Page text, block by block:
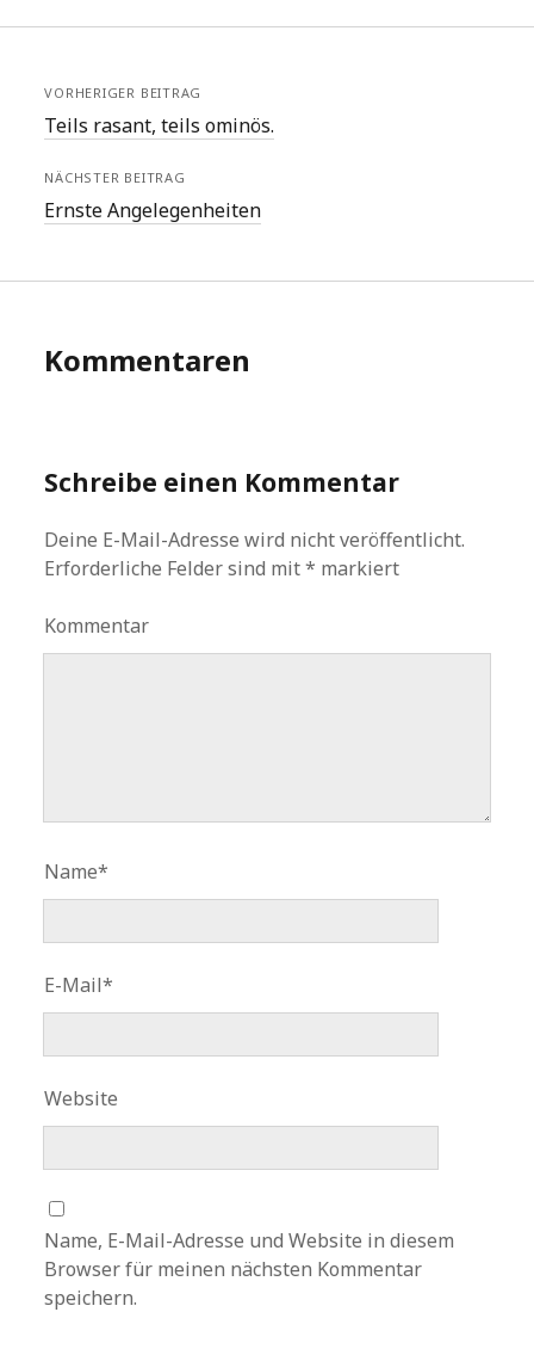
VORHERIGER BEITRAG
Teils rasant, teils ominös.
NÄCHSTER BEITRAG
Ernste Angelegenheiten
Kommentaren
Schreibe einen Kommentar
Deine E-Mail-Adresse wird nicht veröffentlicht.
Erforderliche Felder sind mit* markiert
Kommentar
Name*
E-Mail*
Website
Name, E-Mail-Adresse und Website in diesem
Browser für meinen nächsten Kommentar
speichern.